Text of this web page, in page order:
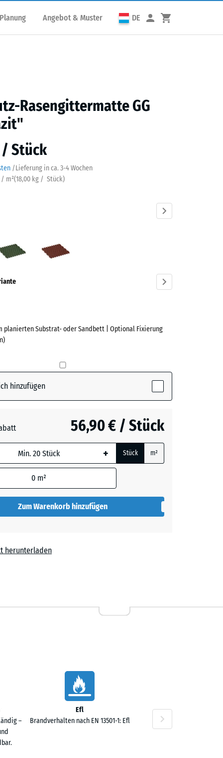
Angebot & Muster DE
Rasengittermatte GG
Stück
/Lieferung in ca. 3-4 Wochen
/ m²(18,00 kg / Stück)
(active)
+ 2,20 €
wird
nicht
planierten Substrat- oder Sandbett | Optional Fixierung
hinzufügen
56,90 € / Stück
+ Stück m²
0 m²
Zum Warenkorb hinzufügen
herunterladen
–
Efl
Brandverhalten nach EN 13501-1: Efl